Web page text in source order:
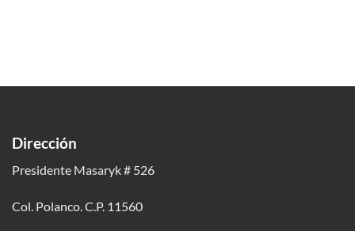
Dirección
Presidente Masaryk # 526
Col. Polanco. C.P. 11560